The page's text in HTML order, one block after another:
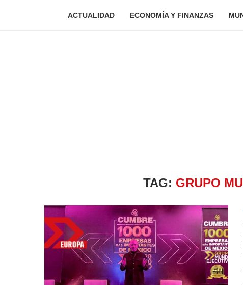
ACTUALIDAD ECONOMÍA Y FINANZAS
TAG: GRUPO